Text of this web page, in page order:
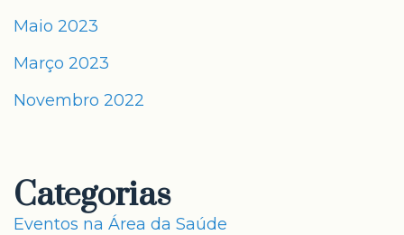
Maio 2023
Março 2023
Novembro 2022
Categorias
Eventos na Área da Saúde